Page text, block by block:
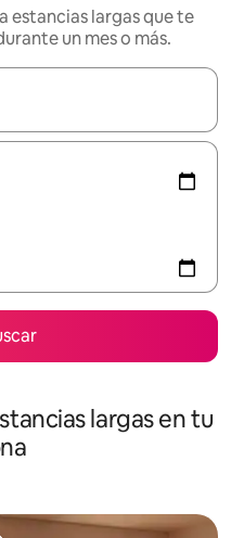
estancias largas que te
un mes o más.
podrás navegar
largas en tu